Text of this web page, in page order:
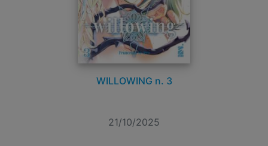
WILLOWING n. 3
21/10/2025